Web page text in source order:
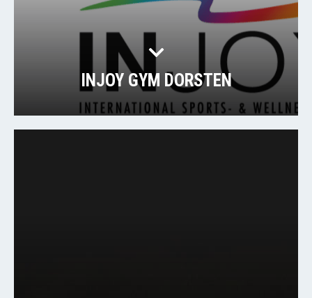
INJOY GYM DORSTEN